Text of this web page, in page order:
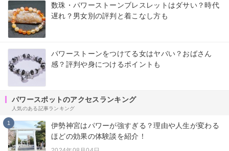
数珠・パワーストーンブレスレットはダサい？時代
遅れ？男女別の評判と着こなし方も
パワーストーンをつけてる女はヤバい？おばさん
感？評判や身につけるポイントも
パワースポットのアクセスランキング
人気のある記事ランキング
1
伊勢神宮はパワーが強すぎる？理由や人生が変わる
ほどの効果の体験談を紹介！